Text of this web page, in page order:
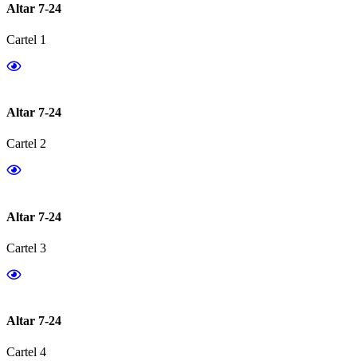
Altar 7-24
Cartel 1
Altar 7-24
Cartel 2
Altar 7-24
Cartel 3
Altar 7-24
Cartel 4